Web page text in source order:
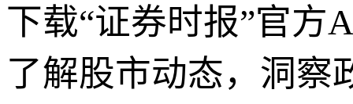
下载“证券时报”官方
了解股市动态，洞察